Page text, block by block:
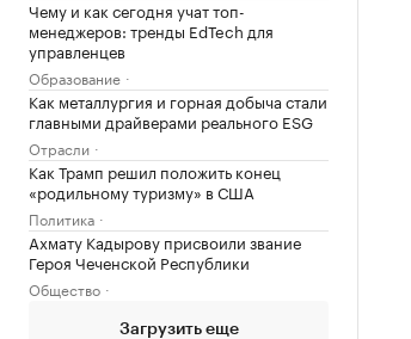
Чему и как сегодня учат топ-
менеджеров: тренды EdTech для
управленцев
Образование
Как металлургия и горная добыча стали
главными драйверами реального ESG
Отрасли
Как Трамп решил положить конец
«родильному туризму» в США
Политика
Ахмату Кадырову присвоили звание
Героя Чеченской Республики
Общество
Загрузить еще